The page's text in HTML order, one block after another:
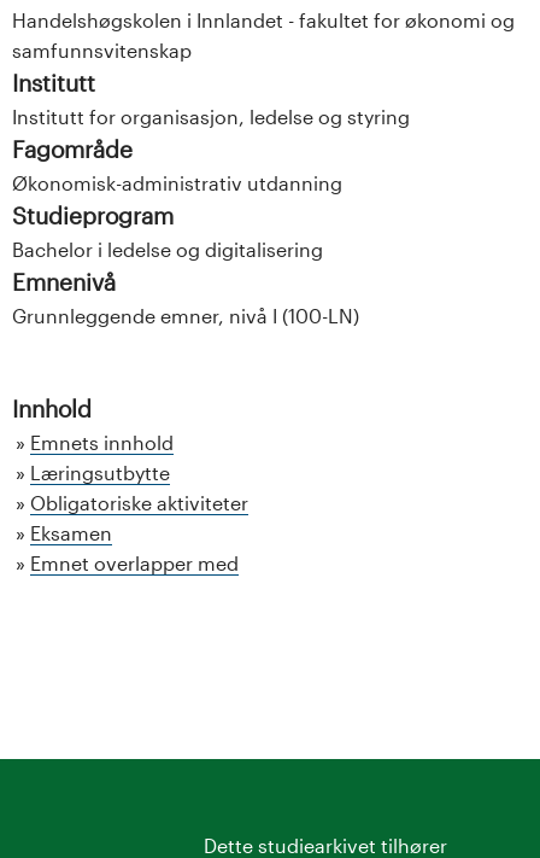
Handelshøgskolen i Innlandet - fakultet for økonomi og
samfunnsvitenskap
Institutt
Institutt for organisasjon, ledelse og styring
Fagområde
Økonomisk-administrativ utdanning
Studieprogram
Bachelor i ledelse og digitalisering
Emnenivå
Grunnleggende emner, nivå I (100-LN)
Innhold
Emnets innhold
Læringsutbytte
Obligatoriske aktiviteter
Eksamen
Emnet overlapper med
Dette studiearkivet tilhører